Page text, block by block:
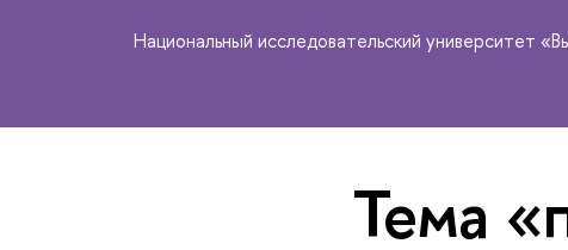
Национальный исследовательский университет
Тема